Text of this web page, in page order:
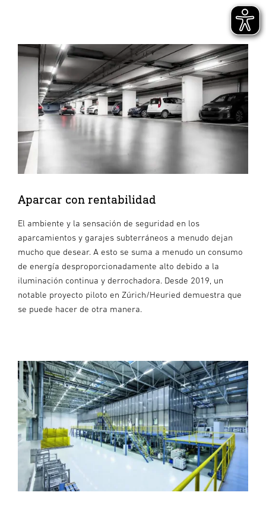
Aparcar con rentabilidad
El ambiente y la sensación de seguridad en los
aparcamientos y garajes subterráneos a menudo dejan
mucho que desear. A esto se suma a menudo un consumo
de energía desproporcionadamente alto debido a la
iluminación continua y derrochadora. Desde 2019, un
notable proyecto piloto en Zúrich/Heuried demuestra que
se puede hacer de otra manera.